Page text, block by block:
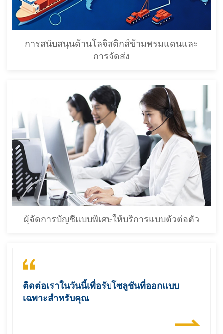
การสนับสนุนด้านโลจิสติกส์ข้ามพรมแดนและ
การจัดส่ง
ผู้จัดการบัญชีแบบพิเศษให้บริการแบบตัวต่อตัว
ติดต่อเราในวันนี้เพื่อรับโซลูชันที่ออกแบบ
เฉพาะสำหรับคุณ